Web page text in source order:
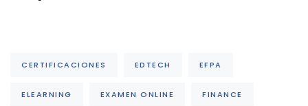
CERTIFICACIONES EDTECH EFPA
ELEARNING EXAMEN ONLINE FINANCE